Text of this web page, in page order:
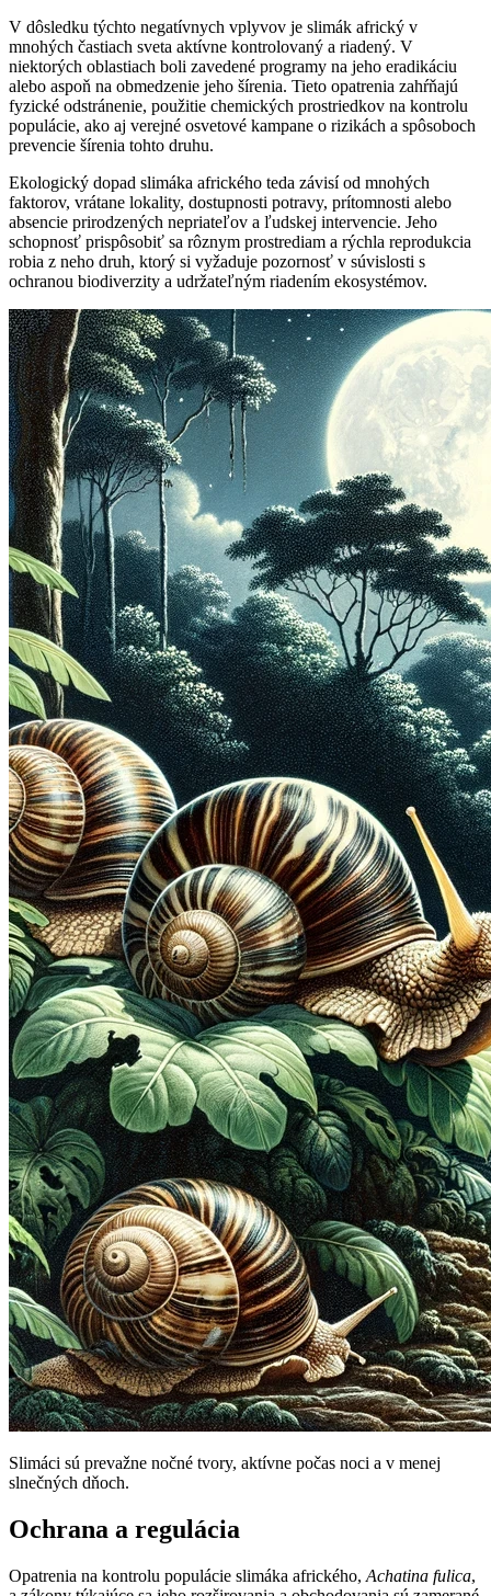
V dôsledku týchto negatívnych vplyvov je slimák africký v
mnohých častiach sveta aktívne kontrolovaný a riadený. V
niektorých oblastiach boli zavedené programy na jeho eradikáciu
alebo aspoň na obmedzenie jeho šírenia. Tieto opatrenia zahŕňajú
fyzické odstránenie, použitie chemických prostriedkov na kontrolu
populácie, ako aj verejné osvetové kampane o rizikách a spôsoboch
prevencie šírenia tohto druhu.
Ekologický dopad slimáka afrického teda závisí od mnohých
faktorov, vrátane lokality, dostupnosti potravy, prítomnosti alebo
absencie prirodzených nepriateľov a ľudskej intervencie. Jeho
schopnosť prispôsobiť sa rôznym prostrediam a rýchla reprodukcia
robia z neho druh, ktorý si vyžaduje pozornosť v súvislosti s
ochranou biodiverzity a udržateľným riadením ekosystémov.
Slimáci sú prevažne nočné tvory, aktívne počas noci a v menej
slnečných dňoch.
Ochrana a regulácia
Opatrenia na kontrolu populácie slimáka afrického, Achatina fulica,